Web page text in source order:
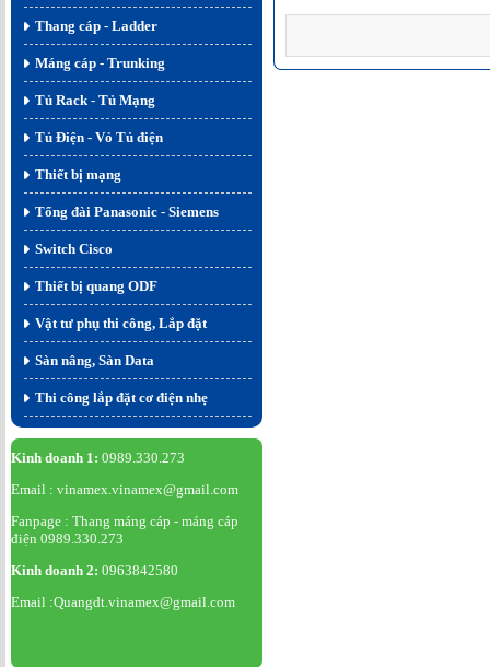
Thang cáp - Ladder
Máng cáp - Trunking
Tủ Rack - Tủ Mạng
Tủ Điện - Vỏ Tủ điện
Thiết bị mạng
Tổng đài Panasonic - Siemens
Switch Cisco
Thiết bị quang ODF
Vật tư phụ thi công, Lắp đặt
Sàn nâng, Sàn Data
Thi công lắp đặt cơ điện nhẹ
Kinh doanh 1: 0989.330.273
Email : vinamex.vinamex@gmail.com
Fanpage : Thang máng cáp - máng cáp
điện 0989.330.273
Kinh doanh 2: 0963842580
Email :Quangdt.vinamex@gmail.com